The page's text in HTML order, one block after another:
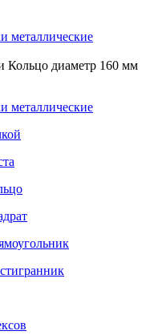
металлические
Кольцо диаметр 160 мм
металлические